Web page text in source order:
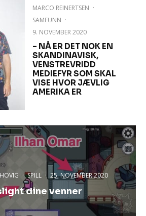
MARCO REINERTSEN ·
SAMFUNN ·
9. NOVEMBER 2020
– NÅ ER DET NOK EN
SKANDINAVISK,
VENSTREVRIDD
MEDIEFYR SOM SKAL
VISE HVOR JÆVLIG
AMERIKA ER
· SPILL · 25. NOVEMBER 2020
dine venner